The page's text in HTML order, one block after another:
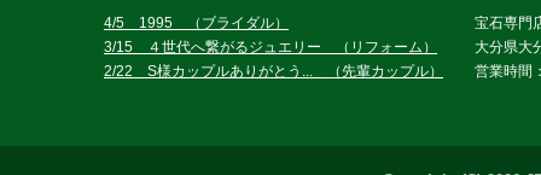
4/5 1995 （ブライダル）
3/15 ４世代へ繋がるジュエリー （リフォーム）
2/22 S様カップルありがとう... （先輩カップル）
宝石専門
大分県大
営業時間